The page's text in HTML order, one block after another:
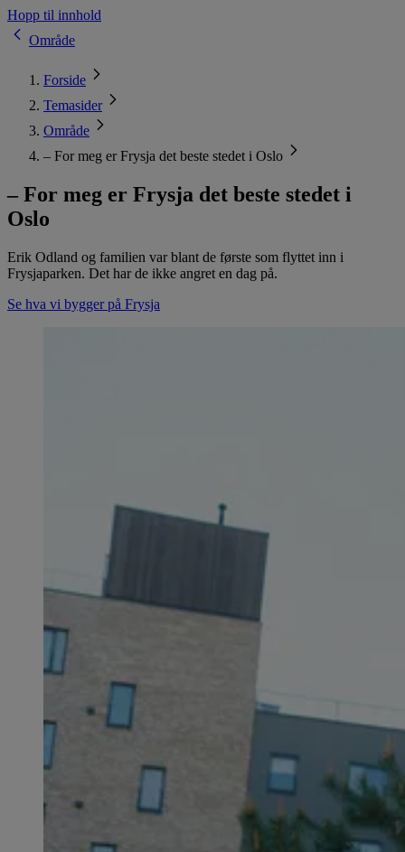
Hopp til innhold
Område
Forside
Temasider
Område
– For meg er Frysja det beste stedet i Oslo
– For meg er Frysja det beste stedet i
Oslo
Erik Odland og familien var blant de første som flyttet inn i
Frysjaparken. Det har de ikke angret en dag på.
Se hva vi bygger på Frysja